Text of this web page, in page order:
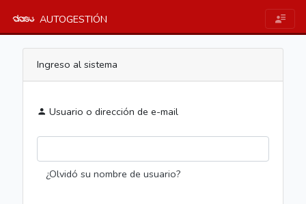
AUTOGESTIÓN
Ingreso al sistema
Usuario o dirección de e-mail
¿Olvidó su nombre de usuario?